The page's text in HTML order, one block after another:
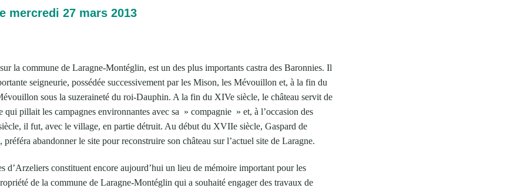
mercredi 27 mars 2013
la commune de Laragne-Montéglin, est un des plus importants castra des Baronnies. Il
seigneurie, possédée successivement par les Mison, les Mévouillon et, à la fin du
sous la suzeraineté du roi-Dauphin. A la fin du XIVe siècle, le château servit de
qui pillait les campagnes environnantes avec sa » compagnie » et, à l’occasion des
il fut, avec le village, en partie détruit. Au début du XVIIe siècle, Gaspard de
abandonner le site pour reconstruire son château sur l’actuel site de Laragne.
d’Arzeliers constituent encore aujourd’hui un lieu de mémoire important pour les
de la commune de Laragne-Montéglin qui a souhaité engager des travaux de